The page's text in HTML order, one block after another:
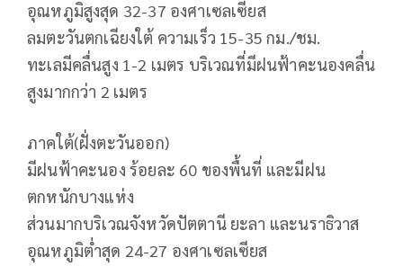
อุณหภูมิสูงสุด 32-37 องศาเซลเซียส
ลมตะวันตกเฉียงใต้ ความเร็ว 15-35 กม./ชม.
ทะเลมีคลื่นสูง 1-2 เมตร บริเวณที่มีฝนฟ้าคะนองคลื่น
สูงมากกว่า 2 เมตร
ภาคใต้(ฝั่งตะวันออก)
มีฝนฟ้าคะนอง ร้อยละ 60 ของพื้นที่ และมีฝน
ตกหนักบางแห่ง
ส่วนมากบริเวณจังหวัดปัตตานี ยะลา และนราธิวาส
อุณหภูมิต่ำสุด 24-27 องศาเซลเซียส